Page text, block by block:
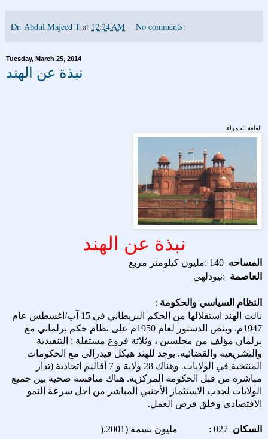
Dr. Abdul Majeed T at 12:24 AM No comments:
Tuesday, March 25, 2014
نبذة عن الهند
القلعة الحمراء
نبذة عن الهند
المساحه : 140مليون كيلومتر مربع
العاصمة :نيودلهي
النظام السياسي والحكومة :
نالت الهند استقلالها من الحكم البريطاني في 15 آب/اغسطس عام
1947م. وينص الدستور لعام 1950م على نظام حكم برلماني مع
برلمان مؤلف من مجلسين ، وثلاثة فروع مستقلة : التنفيذية
والتشريعيه والقضائيه. يوجد للهند هيكل فيدرالى مع الحكومات
المنتخبة في الولايات. وهناك 28 ولاية و 7 أقاليم اتحادية (تدار
مباشرة من قبل الحكومة المركزية. هناك منافسة صحية بين جميع
الولايات لجذب الاستثمار الأجنبي المباشر من اجل سرعة النمو
الاقتصادي وخلق فرص العمل.
السكان : 027 مليون نسمة (2001 ).